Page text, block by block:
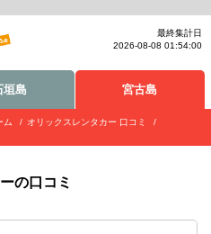
最終集計日
2026-08-08 01:54:00
垣島 宮古島
ム
オリックスレンタカー 口コミ
の口コミ